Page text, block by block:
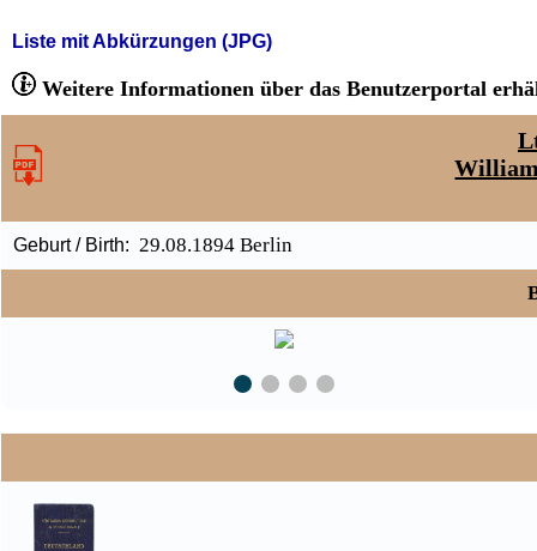
Liste mit Abkürzungen (JPG)
Weitere Informationen über das Benutzerportal
Geburt / Birth: 29.08.1894 Berlin